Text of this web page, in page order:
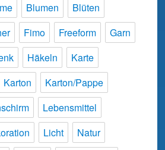
Blumen
Blüten
Fimo Freeform
Garn
Häkeln
Karte
Karton
Karton/Pappe
Lebensmittel
Licht
Natur